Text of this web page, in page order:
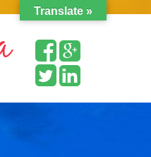
Translate »